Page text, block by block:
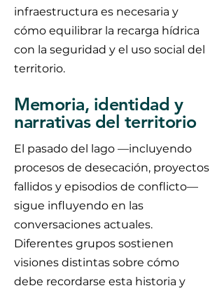
infraestructura es necesaria y
cómo equilibrar la recarga hídrica
con la seguridad y el uso social del
territorio.
Memoria, identidad y
narrativas del territorio
El pasado del lago —incluyendo
procesos de desecación, proyectos
fallidos y episodios de conflicto—
sigue influyendo en las
conversaciones actuales.
Diferentes grupos sostienen
visiones distintas sobre cómo
debe recordarse esta historia y